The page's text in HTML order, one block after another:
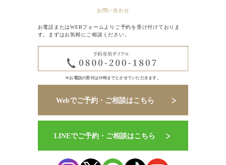
お問い合わせ
お電話またはWEBフォームよりご予約を受け付けておりま
す。まずはお気軽にご相談ください。
※お電話の受付は19時までとさせていただきます。